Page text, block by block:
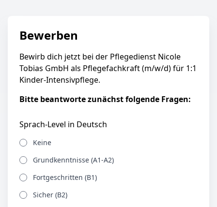
Bewerben
Bewirb dich jetzt bei der Pflegedienst Nicole
Tobias GmbH als Pflegefachkraft (m/w/d) für 1:1
Kinder-Intensivpflege.
Bitte beantworte zunächst folgende Fragen:
Sprach-Level in Deutsch
Keine
Grundkenntnisse (A1-A2)
Fortgeschritten (B1)
Sicher (B2)